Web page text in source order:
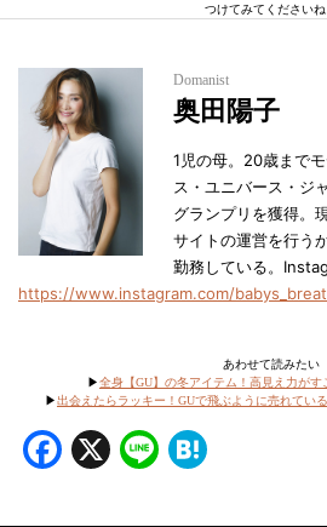
つけてみてくださいね
Domanist
奥田陽子
1児の母。20歳まで
ス・ユニバース・ジ
グランプリを獲得。
サイトの運営を行う
勤務している。
https://www.instagram.com/
あわせて読みたい
▶︎全身【GU】の冬アイテム！高見え力が
▶︎出会えたらラッキー！GUで飛ぶように売れてい
Facebook
X Line